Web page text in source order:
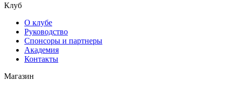
Клуб
О клубе
Руководство
Спонсоры и партнеры
Академия
Контакты
Магазин